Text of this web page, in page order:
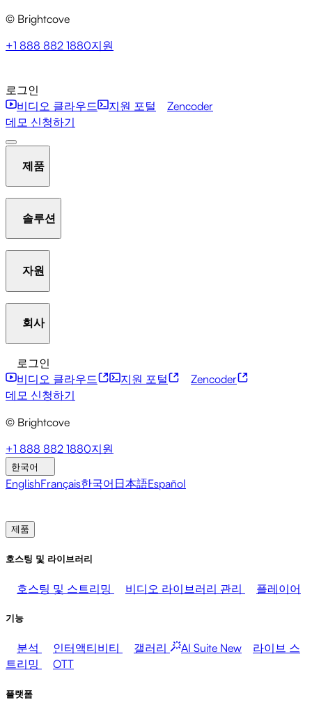
© Brightcove
+1 888 882 1880지원
로그인
비디오 클라우드
지원 포털
Zencoder
데모 신청하기
제품
트리밍
개발자 API
비스
통합 사회적 통합
솔루션
Beacon Studio
미디어 수익화
판매 직원 지원
방송사 의료 및 제약
자원
Brightcove Academy
회사
브라이트코브에 관하여
프레스룸 뉴스레터
로그인
비디오 클라우드
지원 포털
Zencoder
데모 신청하기
© Brightcove
+1 888 882 1880지원
한국어
EnglishFrançais한국어 日本語Español
제품
호스팅 및 라이브러리
호스팅 및 스트리밍 비디오 라이브러리 관리 플레이어
기능
분석 인터액티비티 갤러리 AI Suite New
라이브 스
트리밍
OTT
플랫폼